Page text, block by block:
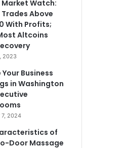
Watch:
Above
With Profits;
Altcoins
2023
Your Business
in Washington
7, 2024
of
Door Massage